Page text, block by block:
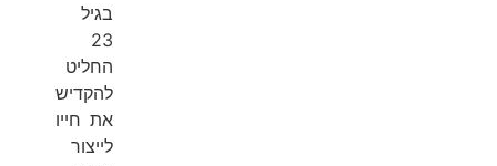
בגיל
23
החליט
להקדיש
את חייו
לייצור